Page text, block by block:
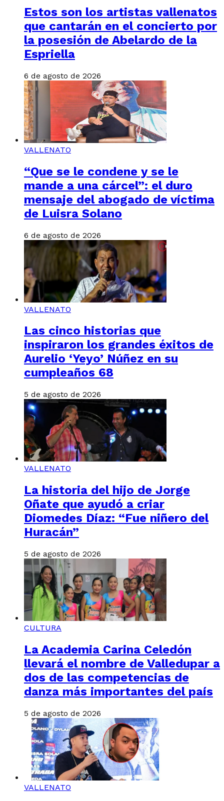
Estos son los artistas vallenatos
que cantarán en el concierto por
la posesión de Abelardo de la
Espriella
6 de agosto de 2026
VALLENATO
“Que se le condene y se le
mande a una cárcel”: el duro
mensaje del abogado de víctima
de Luisra Solano
6 de agosto de 2026
VALLENATO
Las cinco historias que
inspiraron los grandes éxitos de
Aurelio ‘Yeyo’ Núñez en su
cumpleaños 68
5 de agosto de 2026
VALLENATO
La historia del hijo de Jorge
Oñate que ayudó a criar
Diomedes Díaz: “Fue niñero del
Huracán”
5 de agosto de 2026
CULTURA
La Academia Carina Celedón
llevará el nombre de Valledupar a
dos de las competencias de
danza más importantes del país
5 de agosto de 2026
VALLENATO